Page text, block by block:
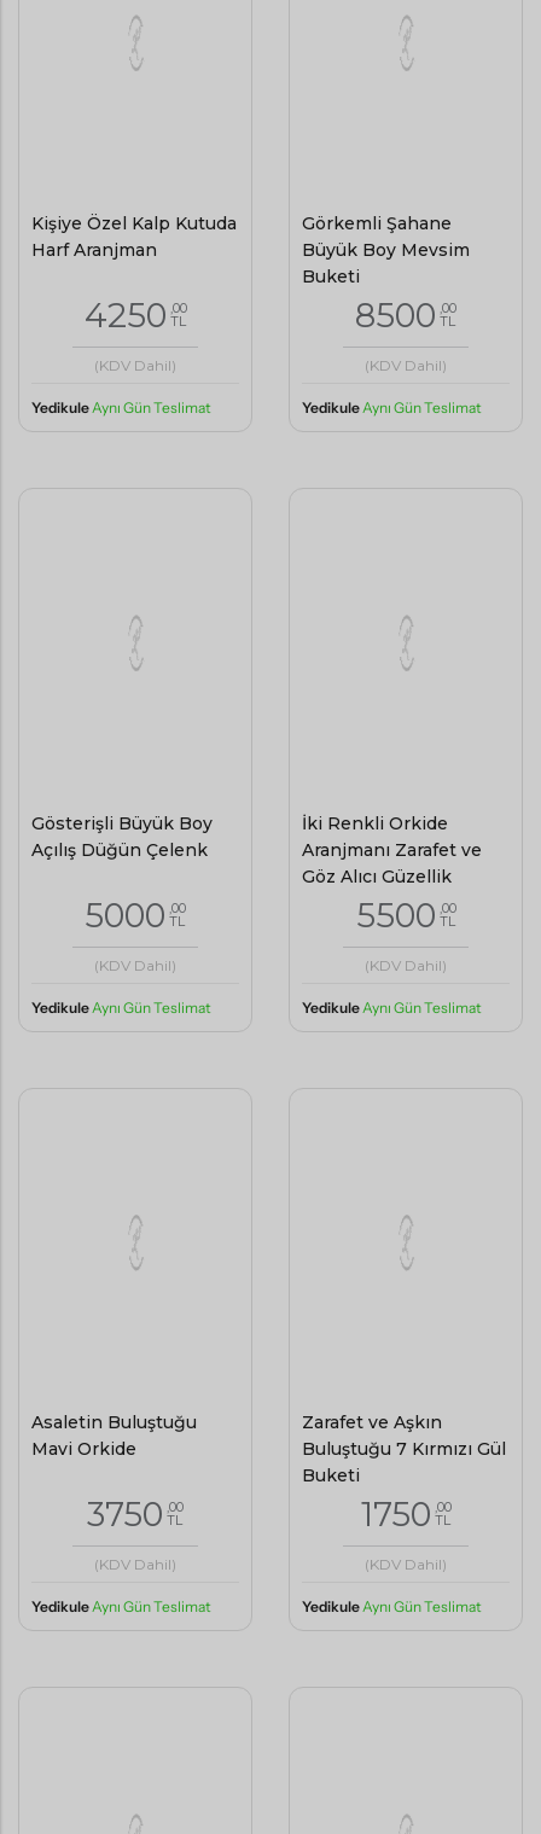
Kişiye Özel Kalp Kutuda
Harf Aranjman
4250 ,00
TL
(KDV Dahil)
Yedikule Aynı Gün Teslimat
Görkemli Şahane
Büyük Boy Mevsim
Buketi
8500 ,00
TL
(KDV Dahil)
Yedikule Aynı Gün Teslimat
Gösterişli Büyük Boy
Açılış Düğün Çelenk
5000 ,00
TL
(KDV Dahil)
Yedikule Aynı Gün Teslimat
İki Renkli Orkide
Aranjmanı Zarafet ve
Göz Alıcı Güzellik
5500 ,00
TL
(KDV Dahil)
Yedikule Aynı Gün Teslimat
Asaletin Buluştuğu
Mavi Orkide
3750 ,00
TL
(KDV Dahil)
Yedikule Aynı Gün Teslimat
Zarafet ve Aşkın
Buluştuğu 7 Kırmızı Gül
Buketi
1750 ,00
TL
(KDV Dahil)
Yedikule Aynı Gün Teslimat